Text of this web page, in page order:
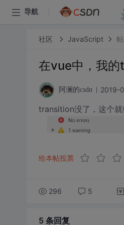
导航
社区 JavaScript
在vue中，我
阿澜的csdn 2019-
transition没了，这个就
给本帖投票
296 5
5 条回复